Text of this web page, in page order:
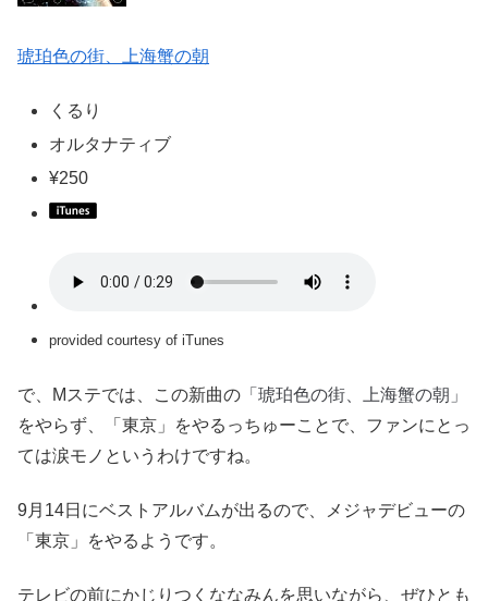
琥珀色の街、上海蟹の朝
くるり
オルタナティブ
¥250
provided courtesy of iTunes
で、Mステでは、この新曲の 「琥珀色の街、上海蟹の朝」
をやらず、「東京」をやるっちゅーことで、ファンにとっ
ては涙モノというわけですね。
9月14日にベストアルバムが出るので、メジャデビューの
「東京」をやるようです。
テレビの前にかじりつくななみんを思いながら、ぜひとも